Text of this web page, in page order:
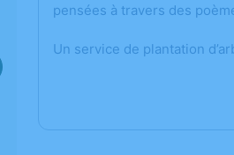
pensées à travers des
Un service de plantation